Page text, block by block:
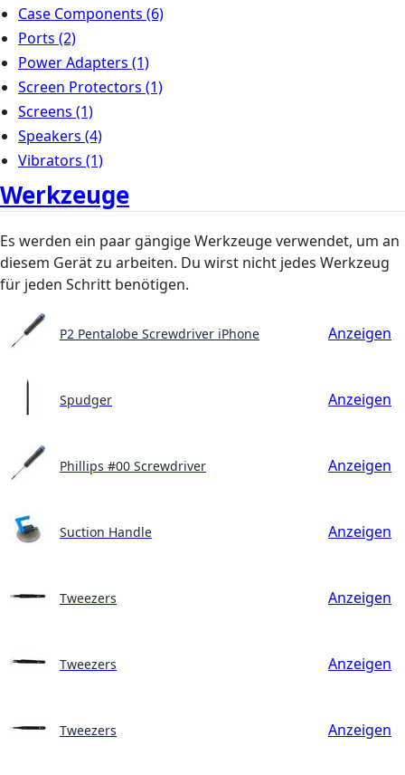
Case Components (6)
Ports (2)
Power Adapters (1)
Screen Protectors (1)
Screens (1)
Speakers (4)
Vibrators (1)
Werkzeuge
Es werden ein paar gängige Werkzeuge verwendet, um an
diesem Gerät zu arbeiten. Du wirst nicht jedes Werkzeug
für jeden Schritt benötigen.
P2 Pentalobe Screwdriver iPhone Anzeigen
Spudger Anzeigen
Phillips #00 Screwdriver Anzeigen
Suction Handle Anzeigen
Tweezers Anzeigen
Tweezers Anzeigen
Tweezers Anzeigen